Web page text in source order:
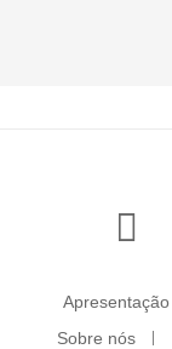
Apresentação
Sobre nós